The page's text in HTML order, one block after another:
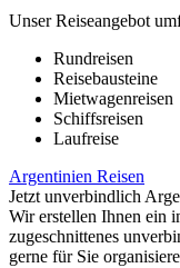
Unser Reiseangebot
Rundreisen
Reisebausteine
Mietwagenreisen
Schiffsreisen
Laufreise
Argentinien Reisen
Jetzt unverbindlich
Wir erstellen Ihnen ein
zugeschnittenes
gerne für Sie